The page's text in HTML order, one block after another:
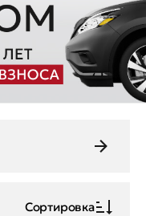
Сортировка